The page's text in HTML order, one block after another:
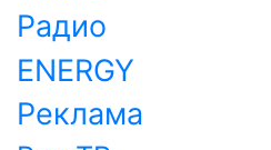
Радио
ENERGY
Реклама